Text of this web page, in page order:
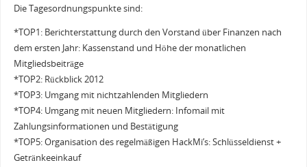
Die Tagesordnungspunkte sind:
*TOP1: Berichterstattung durch den Vorstand über Finanzen nach
dem ersten Jahr: Kassenstand und Höhe der monatlichen
Mitgliedsbeiträge
*TOP2: Rückblick 2012
*TOP3: Umgang mit nichtzahlenden Mitgliedern
*TOP4: Umgang mit neuen Mitgliedern: Infomail mit
Zahlungsinformationen und Bestätigung
*TOP5: Organisation des regelmäßigen HackMi’s: Schlüsseldienst +
Getränkeeinkauf